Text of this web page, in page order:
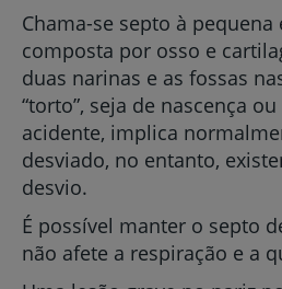
Chama-se septo à pequena
composta por osso e
duas narinas e as fossas
“torto”, seja de nascença
acidente, implica
desviado, no entanto,
desvio.
É possível manter o septo
não afete a respiração e a